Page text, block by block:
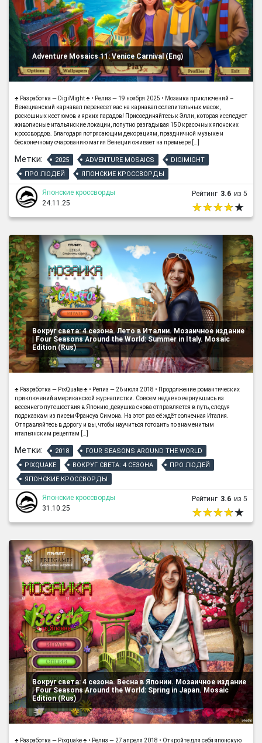
Adventure Mosaics 11: Venice Carnival (Eng)
♣ Разработка — DigiMight ♣ • Релиз — 19 ноября 2025 • Мозаика приключений –
Венецианский карнавал перенесет вас на карнавал ослепительных масок,
роскошных костюмов и ярких парадов! Присоединяйтесь к Элли, которая исследует
живописные итальянские локации, попутно разгадывая 150 красочных японских
кроссвордов. Благодаря потрясающим декорациям, праздничной музыке и
бесконечному очарованию магия Венеции оживает на премьере […]
Метки: 2025 ADVENTURE MOSAICS
DIGIMIGHT
ПРО ЛЮДЕЙ
ЯПОНСКИЕ КРОССВОРДЫ
Японские кроссворды
24.11.25
Рейтинг 3.6 из 5
Вокруг света: 4 сезона. Лето в Италии. Мозаичное издание
| Four Seasons Around the World: Summer in Italy. Mosaic
Edition (Rus)
♣ Разработка — PixQuake ♣ • Релиз — 26 июля 2018 • Продолжение романтических
приключений американской журналистки. Совсем недавно вернувшись из
весеннего путешествия в Японию, девушка снова отправляется в путь, следуя
подсказкам из писем Франсуа Симона. На этот раз её ждёт солнечная Италия.
Отправляйтесь в дорогу и вы, чтобы научиться готовить по знаменитым
итальянским рецептам […]
Метки: 2018
FOUR SEASONS AROUND THE WORLD
PIXQUAKE
ВОКРУГ СВЕТА: 4 СЕЗОНА
ПРО ЛЮДЕЙ
ЯПОНСКИЕ КРОССВОРДЫ
Японские кроссворды
31.10.25
Рейтинг 3.6 из 5
Вокруг света: 4 сезона. Весна в Японии. Мозаичное издание
| Four Seasons Around the World: Spring in Japan. Mosaic
Edition (Rus)
♣ Разработка — Pixquake ♣ • Релиз — 27 апреля 2018 • Откройте для себя японскую